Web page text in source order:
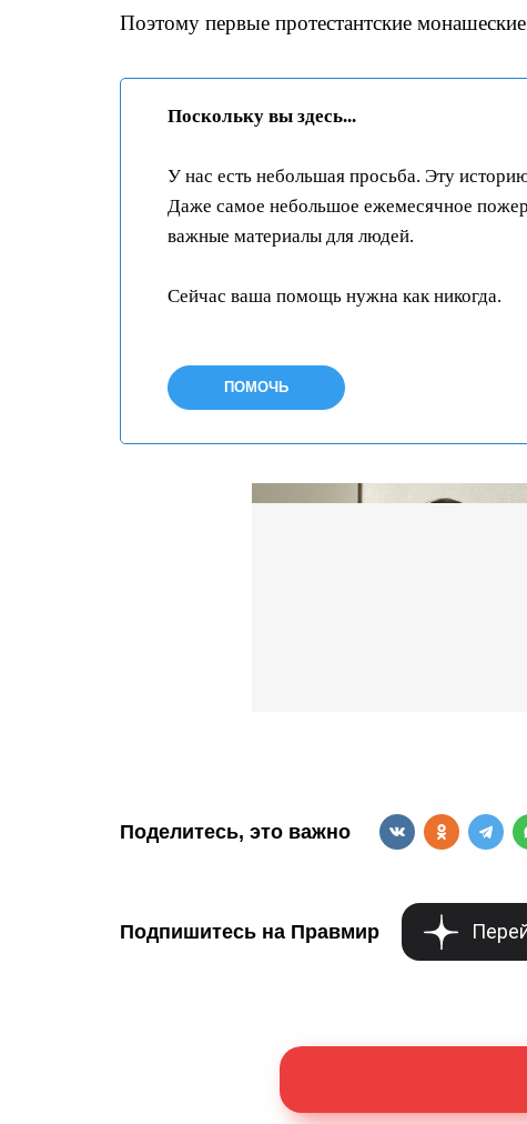
Поэтому первые протестантские
Поскольку вы здесь...
У нас есть небольшая просьба. Эту
Даже самое небольшое ежемесячное
важные материалы для людей.
Сейчас ваша помощь нужна как никогда.
ПОМОЧЬ
Поделитесь, это важно
Подпишитесь на Правмир